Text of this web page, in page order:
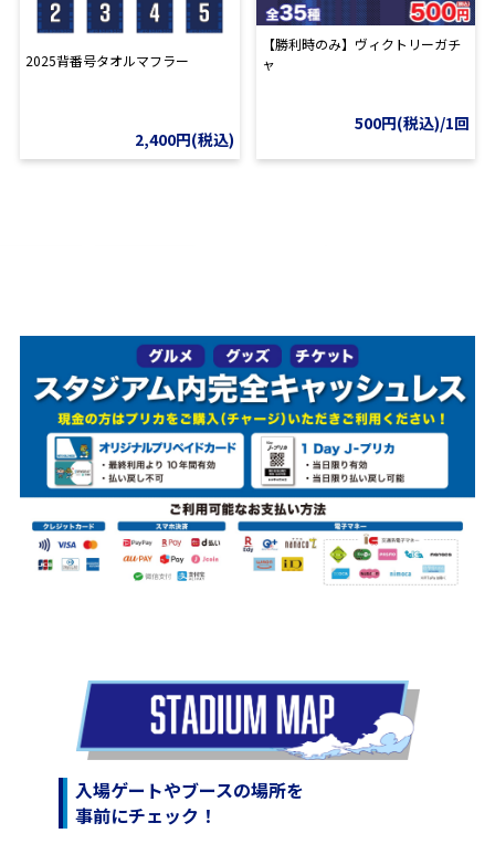
2025背番号タオルマフラー
2,400円(税込)
【勝利時のみ】ヴィクトリーガチ
ャ
500円(税込)/1回
入場ゲートやブースの場所を
事前にチェック！